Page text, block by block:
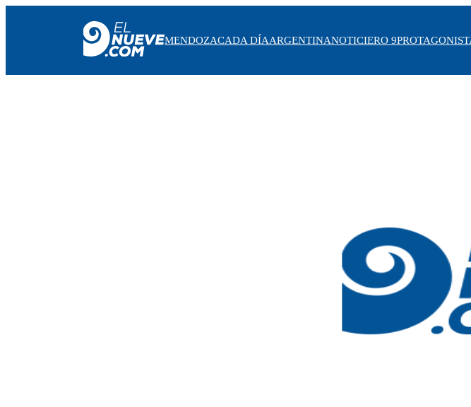
MENDOZACADA DÍAARGENTINANOTICIERO 9